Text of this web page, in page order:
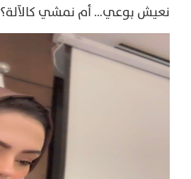
نعيش بوعي… أم نمشي كالآلة؟